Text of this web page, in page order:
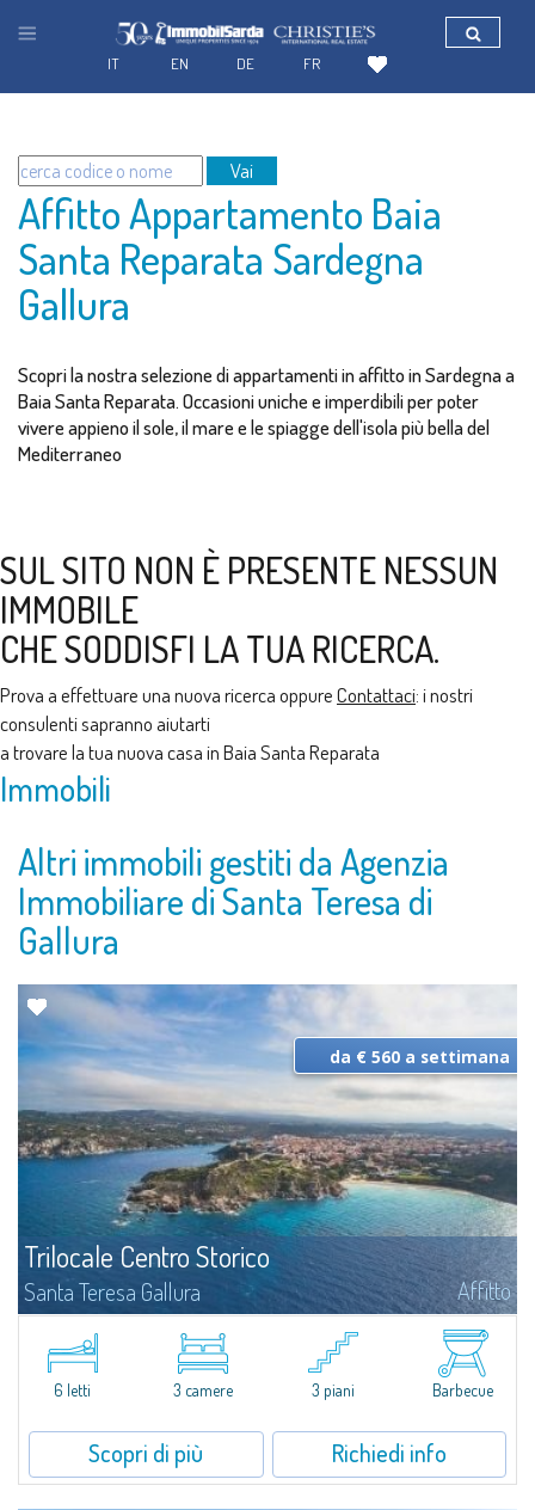
Vai
Affitto Appartamento Baia
Santa Reparata Sardegna
Gallura
Scopri la nostra selezione di appartamenti in affitto in Sardegna a
Baia Santa Reparata. Occasioni uniche e imperdibili per poter
vivere appieno il sole, il mare e le spiagge dell'isola più bella del
Mediterraneo
SUL SITO NON È PRESENTE NESSUN
IMMOBILE
CHE SODDISFI LA TUA RICERCA.
Prova a effettuare una nuova ricerca oppureContattaci: i nostri
consulenti sapranno aiutarti
a trovare la tua nuova casa in Baia Santa Reparata
Immobili
Altri immobili gestiti da Agenzia
Immobiliare di Santa Teresa di
Gallura
Trilocale Centro Storico
Santa Teresa Gallura Affitto
A 50 mt dalla piazza di S. Teresa e circa 400mt dalla bianchissima spiaggia
di Rena Bianca.Disposto su 3 livelli (piano-terra, piano primo, taverna)
l'appartamento in affitto è composto da 1 camera matrimoniale, 1...
da € 560 a settimana
6 letti 3 camere 3 piani Barbecue
Scopri di più Richiedi info
FR
DE
EN
IT